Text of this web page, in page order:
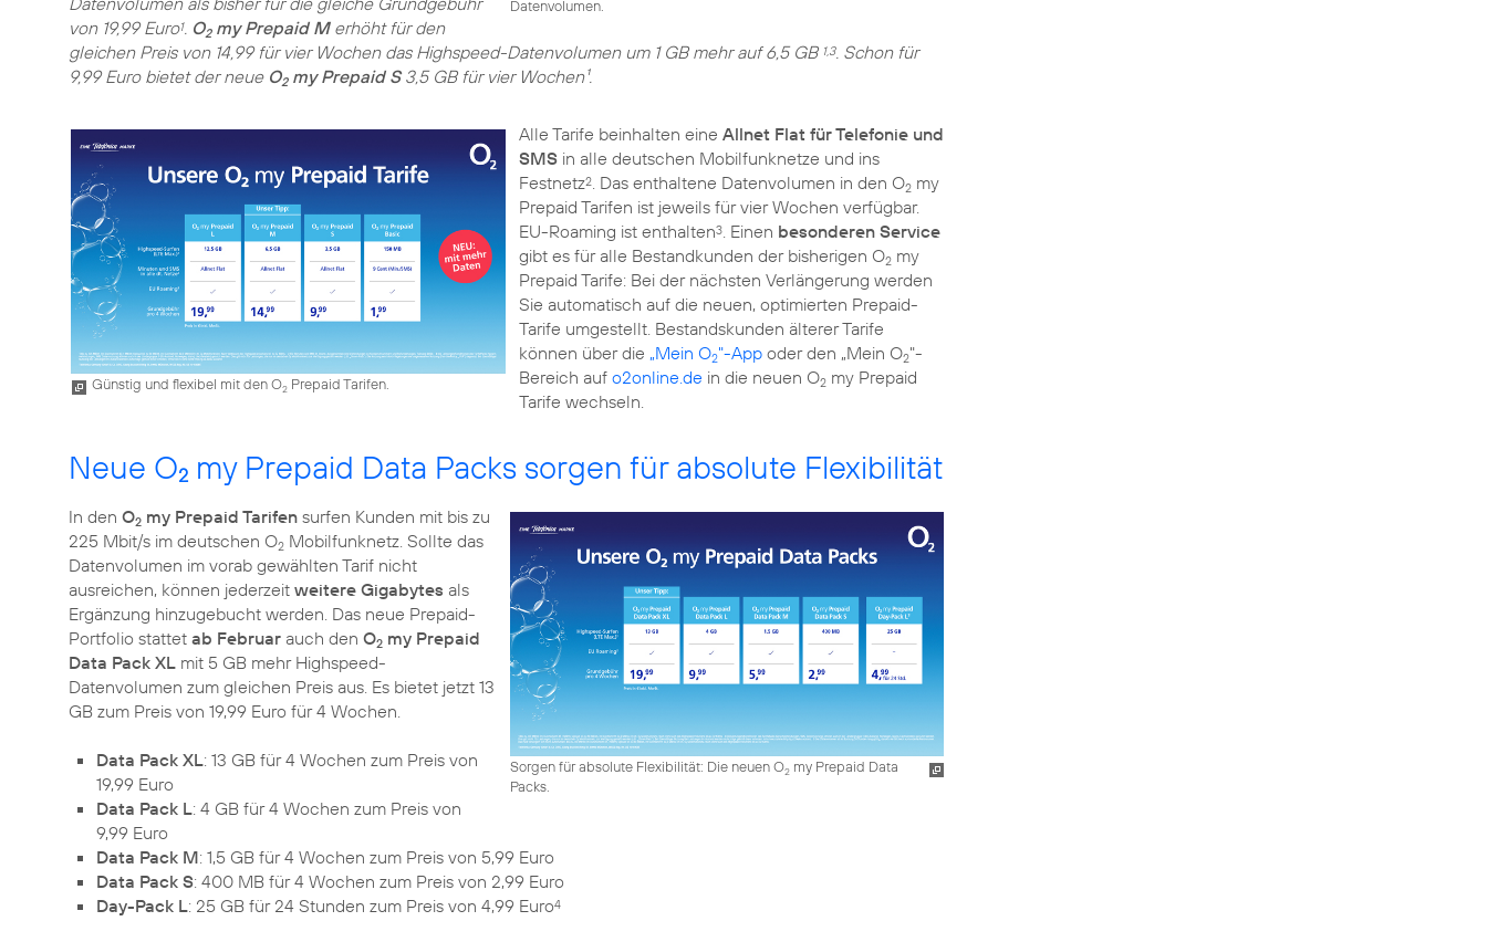
Datenvolumen.
von 19,99 Euro1. O2my Prepaid Merhöht für den
gleichen Preis von 14,99 für vier Wochen das Highspeed-Datenvolumen um 1 GB mehr auf 6,5 GB 1,3. Schon für
9,99 Euro bietet der neue O2my Prepaid S3,5 GB für vier Wochen¹.
Günstig und flexibel mit den O2 Prepaid Tarifen.
Alle Tarife beinhalten eine Allnet Flat für Telefonie und
SMSin alle deutschen Mobilfunknetze und ins
Festnetz2. Das enthaltene Datenvolumen in den O2my
Prepaid Tarifen ist jeweils für vier Wochen verfügbar.
EU-Roaming ist enthalten3. Einen besonderen Service
gibt es für alle Bestandkunden der bisherigen O2my
Prepaid Tarife: Bei der nächsten Verlängerung werden
Sie automatisch auf die neuen, optimierten Prepaid-
Tarife umgestellt. Bestandskunden älterer Tarife
können über die „Mein O2"-Appoder den „Mein O2"-
Bereich auf o2online.de in die neuen O2my Prepaid
Tarife wechseln.
Neue O2 my Prepaid Data Packs sorgen für absolute Flexibilität
Sorgen für absolute Flexibilität: Die neuen O2my Prepaid Data
Packs.
In den O2 my Prepaid Tarifen surfen Kunden mit bis zu
225 Mbit/s im deutschen O2 Mobilfunknetz. Sollte das
Datenvolumen im vorab gewählten Tarif nicht
ausreichen, können jederzeit weitere Gigabytes als
Ergänzung hinzugebucht werden. Das neue Prepaid-
Portfolio stattet ab Februar auch den O2 my Prepaid
Data Pack XL mit 5 GB mehr Highspeed-
Datenvolumen zum gleichen Preis aus. Es bietet jetzt 13
GB zum Preis von 19,99 Euro für 4 Wochen.
Data Pack XL: 13 GB für 4 Wochen zum Preis von
19,99 Euro
Data Pack L: 4 GB für 4 Wochen zum Preis von
9,99 Euro
Data Pack M: 1,5 GB für 4 Wochen zum Preis von 5,99 Euro
Data Pack S: 400 MB für 4 Wochen zum Preis von 2,99 Euro
Day-Pack L: 25 GB für 24 Stunden zum Preis von 4,99 Euro4